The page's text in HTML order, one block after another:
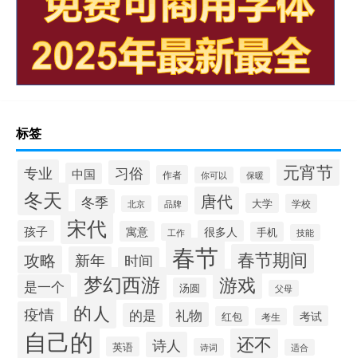
标签
专业 中国 习俗 作者 你可以 保暖 元宵节
冬天 冬季 北京 品牌 唐代 大学 学校
孩子 宋代 寓意 工作 很多人 手机 技能
攻略 新年 时间 春节 春节期间
是一个 梦幻西游 汤圆 游戏 父母
疫情 的人 的是 礼物 红包 考生 考试
自己的 英语 诗人 诗词 还不 适合